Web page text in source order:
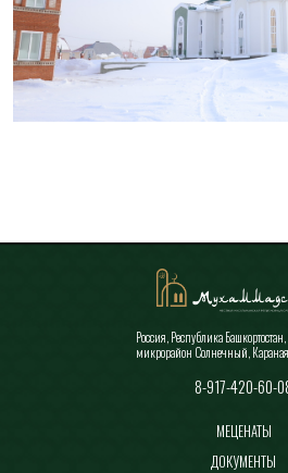
Россия, Республика
микрорайон Солнечный, Караная
8-917-420-60-
МЕЦЕНАТЫ
ДОКУМЕНТЫ